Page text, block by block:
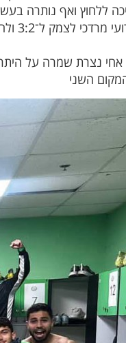
ללחוץ ואף נותרה
אחי נצרת שמרה על
השני